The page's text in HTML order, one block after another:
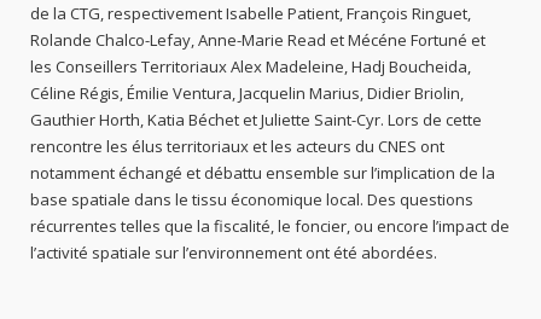
de la CTG, respectivement Isabelle Patient, François Ringuet,
Rolande Chalco-Lefay, Anne-Marie Read et Mécéne Fortuné et
les Conseillers Territoriaux Alex Madeleine, Hadj Boucheida,
Céline Régis, Émilie Ventura, Jacquelin Marius, Didier Briolin,
Gauthier Horth, Katia Béchet et Juliette Saint-Cyr. Lors de cette
rencontre les élus territoriaux et les acteurs du CNES ont
notamment échangé et débattu ensemble sur l’implication de la
base spatiale dans le tissu économique local. Des questions
récurrentes telles que la fiscalité, le foncier, ou encore l’impact de
l’activité spatiale sur l’environnement ont été abordées.